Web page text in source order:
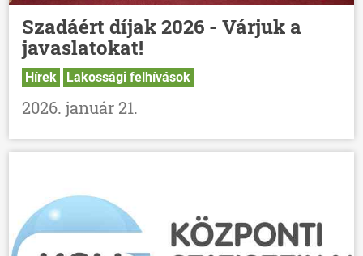
Szadáért díjak 2026 - Várjuk a
javaslatokat!
Hírek Lakossági felhívások
2026. január 21.